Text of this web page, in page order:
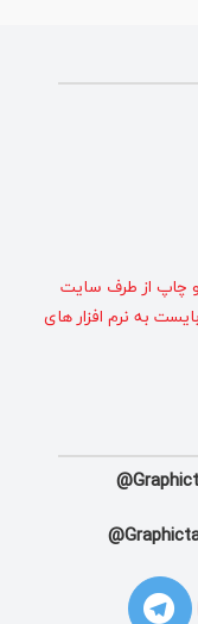
چاپ از طرف سایت
به نرم افزار های